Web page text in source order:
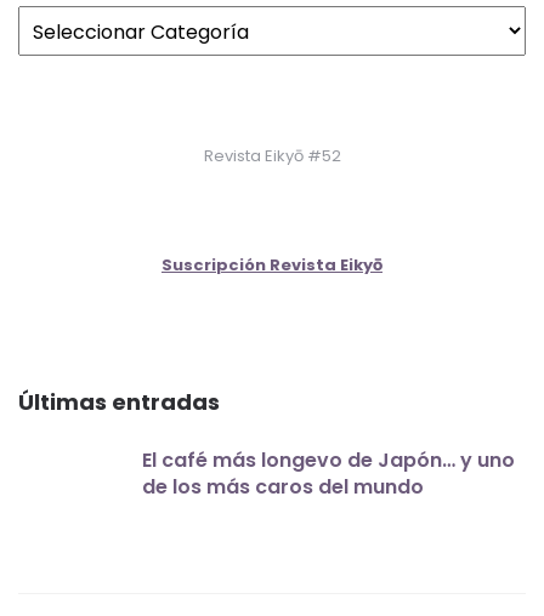
Revista Eikyō #52
Suscripción Revista Eikyō
Últimas entradas
El café más longevo de Japón… y uno
de los más caros del mundo